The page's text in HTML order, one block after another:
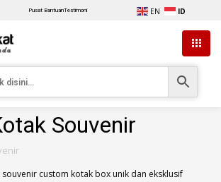
Pusat BantuanTestimoni EN ID
Souvenir
custom kotak box unik dan eksklusif